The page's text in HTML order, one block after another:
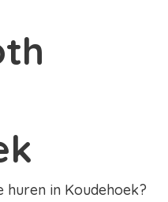
huren in Koudehoek?